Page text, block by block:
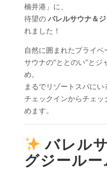
楠井港」に、
待望の バレルサウナ＆
れました！
自然に囲まれたプライベ
サウナの“ととのい”とジ
め。
まるでリゾートスパにい
チェックインからチェッ
めます。
バレル
グジールー